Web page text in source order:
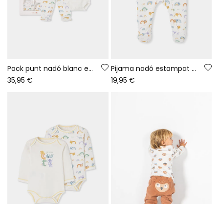
Pack punt nadó blanc estampat arc de Sant Martí i animals
35,95 €
Pijama nadó estampat animals i arc de Sant Martí blanc
19,95 €